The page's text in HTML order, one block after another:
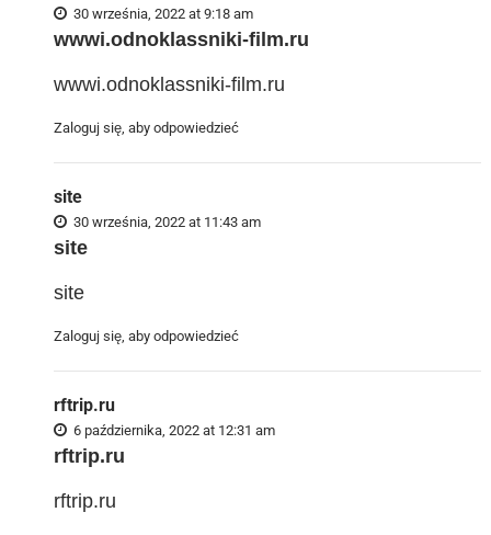
30 września, 2022 at 9:18 am
wwwi.odnoklassniki-film.ru
wwwi.odnoklassniki-film.ru
Zaloguj się, aby odpowiedzieć
site
30 września, 2022 at 11:43 am
site
site
Zaloguj się, aby odpowiedzieć
rftrip.ru
6 października, 2022 at 12:31 am
rftrip.ru
rftrip.ru